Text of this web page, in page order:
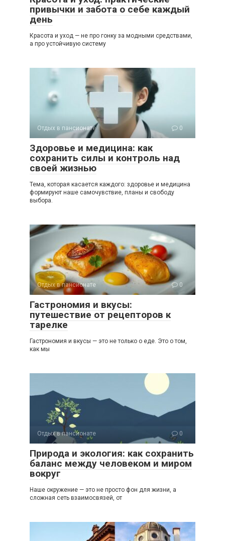
привычки и забота о себе каждый
день
Красота и уход — не про гонку за модными средствами,
а про устойчивую систему
Отдых в пансионате 0
Здоровье и медицина: как
сохранить силы и контроль над
своей жизнью
Тема, которая касается каждого: здоровье и медицина
формируют наше самочувствие, планы и свободу
выбора.
Отдых в пансионате 0
Гастрономия и вкусы:
путешествие от рецепторов к
тарелке
Гастрономия и вкусы — это не только о еде. Это о том,
как мы
Отдых в пансионате 0
Природа и экология: как сохранить
баланс между человеком и миром
вокруг
Наше окружение — это не просто фон для жизни, а
сложная сеть взаимосвязей, от